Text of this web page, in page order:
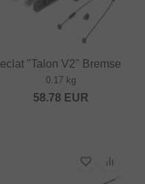
eclat "Talon V2" Bremse
0.17 kg
58.78 EUR